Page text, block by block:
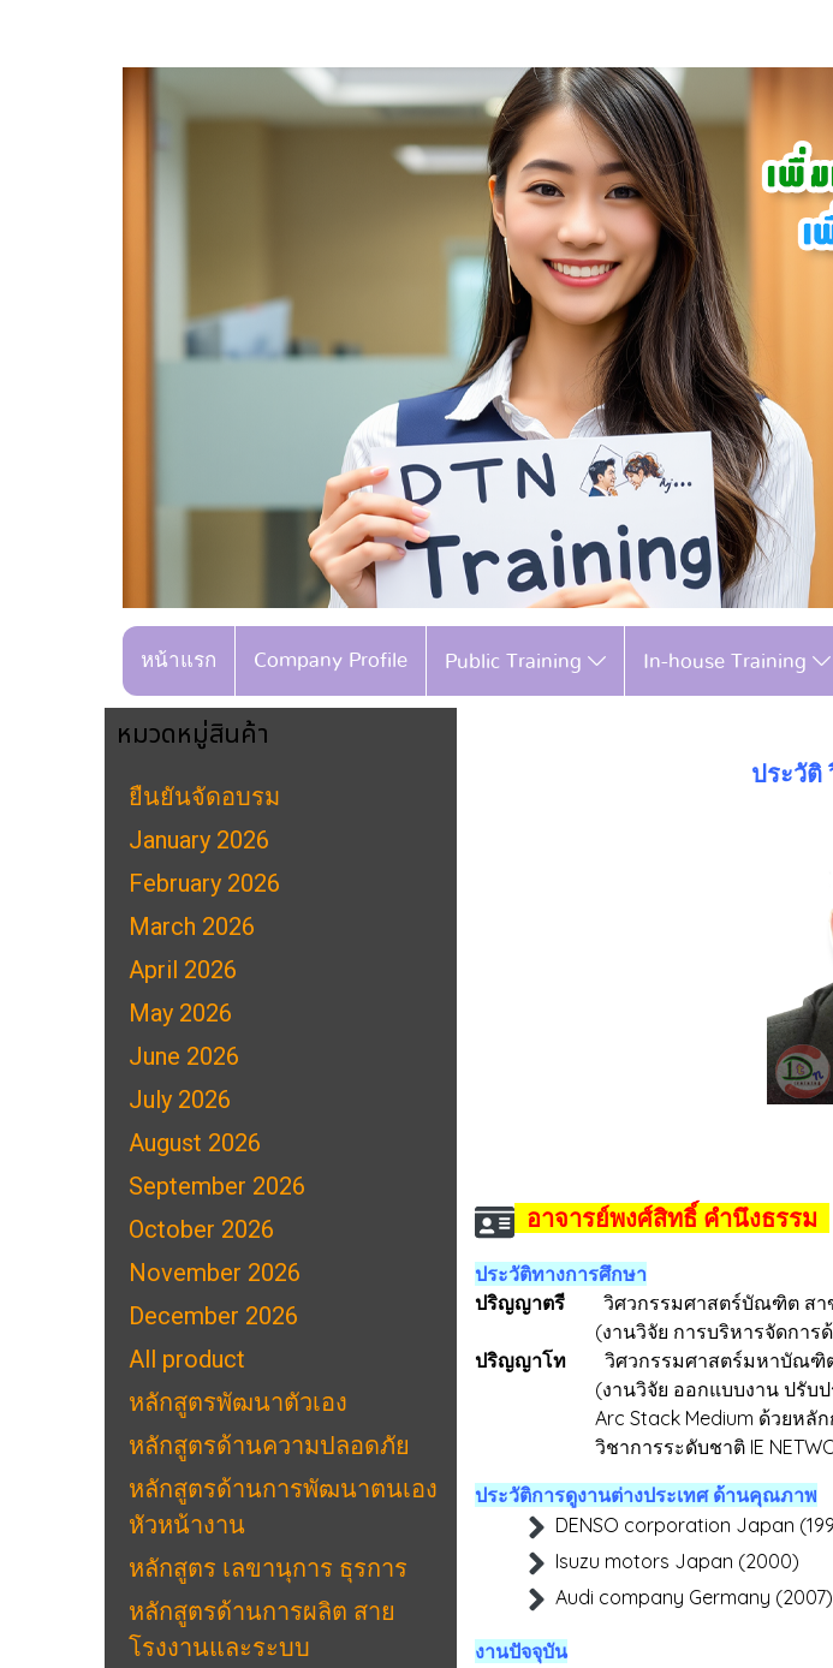
หน้าแรก Company Profile Public Training In-house Training
ประวัติ
อาจารย์พงศ์สิทธิ์ คำนึงธรรม
ประวัติทางการศึกษา
ปริญญาตรีวิศวกรรมศาสตร์บัณฑิต สาข
(งานวิจัย การบริหารจัดการด้านสิ่
ปริญญาโทวิศวกรรมศาสตร์มหาบัณฑิต ส
(งานวิจัย ออกแบบงาน ปรับปรุงสถ
Arc Stack Medium ด้วยหลักการย
วิชาการระดับชาติ IE NETWORK
ประวัติการดูงานต่างประเทศ ด้านคุณภาพ
DENSO corporation Japan
Isuzu motors Japan (2000)
Audi company Germany (2007)
งานปัจจุบัน
หมวดหมู่สินค้า
ยืนยันจัดอบรม
January 2026
February 2026
March 2026
April 2026
May 2026
June 2026
July 2026
August 2026
September 2026
October 2026
November 2026
December 2026
All product
หลักสูตรพัฒนาตัวเอง
หลักสูตรด้านความปลอดภัย
หลักสูตรด้านการพัฒนาตนเอง
หัวหน้างาน
หลักสูตร เลขานุการ ธุรการ
หลักสูตรด้านการผลิต สาย
โรงงานและระบบ